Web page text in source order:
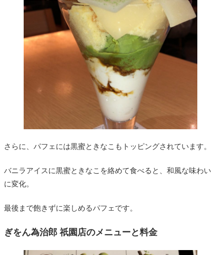
さらに、パフェには黒蜜ときなこもトッピングされています。
バニラアイスに黒蜜ときなこを絡めて食べると、和風な味わい
に変化。
最後まで飽きずに楽しめるパフェです。
ぎをん為治郎 祇園店のメニューと料金